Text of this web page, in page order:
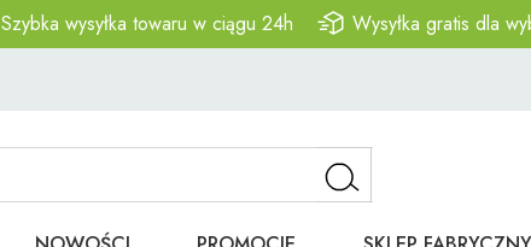
Szybka wysyłka towaru w ciągu 24h
Wysyłka gratis dla